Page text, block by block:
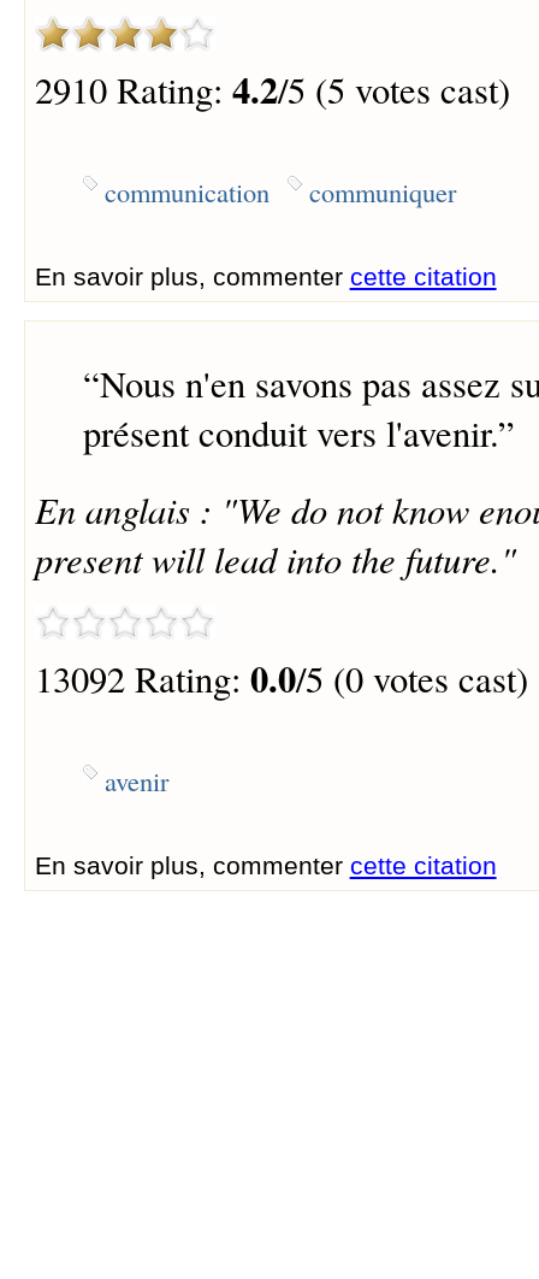
2910 Rating: 4.2/5 (5 votes cast)
communication communiquer
En savoir plus, commenter cette citation
“Nous n'en savons pas assez
présent conduit vers l'avenir.”
En anglais : "We do not know
present will lead into the future."
13092 Rating: 0.0/5 (0 votes cast)
avenir
En savoir plus, commenter cette citation